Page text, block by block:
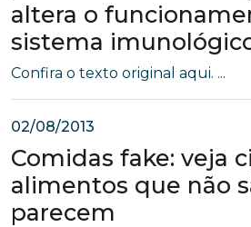
altera o
sistema
Confira o texto original aqui. ...
02/08/2013
Comidas fake: veja
alimentos que não
parecem